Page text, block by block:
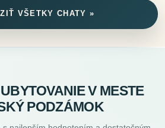
VŠETKY CHATY »
V MESTE
PODZÁMOK